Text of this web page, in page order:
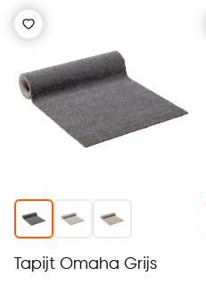
Tapijt Omaha Grijs